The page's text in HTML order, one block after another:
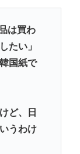
は買わ
たい」
国紙で
ど、日
うわけ